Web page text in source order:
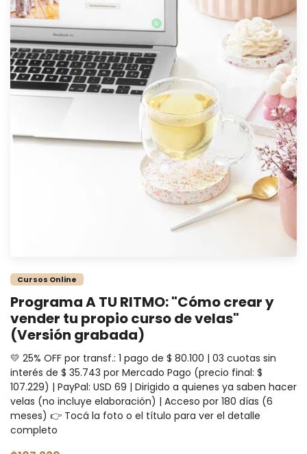
Cursos Online
Programa A TU RITMO: "Cómo crear y
vender tu propio curso de velas"
(Versión grabada)
💛 25% OFF por transf.: 1 pago de $ 80.100 | 03 cuotas sin
interés de $ 35.743 por Mercado Pago (precio final: $
107.229) | PayPal: USD 69 | Dirigido a quienes ya saben hacer
velas (no incluye elaboración) | Acceso por 180 días (6
meses) 👉 Tocá la foto o el título para ver el detalle
completo